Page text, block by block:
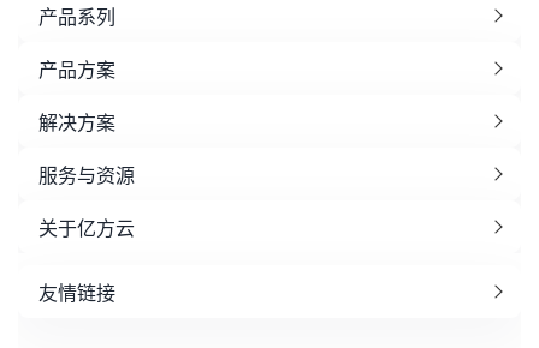
产品系列
产品方案
解决方案
服务与资源
关于亿方云
友情链接